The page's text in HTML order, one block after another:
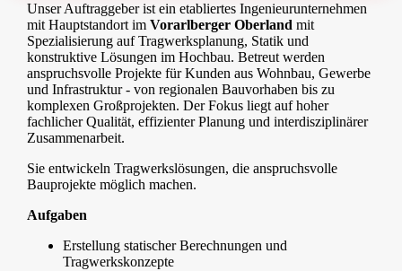
Unser Auftraggeber ist ein etabliertes Ingenieurunternehmen
mit Hauptstandort im Vorarlberger Oberland mit
Spezialisierung auf Tragwerksplanung, Statik und
konstruktive Lösungen im Hochbau. Betreut werden
anspruchsvolle Projekte für Kunden aus Wohnbau, Gewerbe
und Infrastruktur - von regionalen Bauvorhaben bis zu
komplexen Großprojekten. Der Fokus liegt auf hoher
fachlicher Qualität, effizienter Planung und interdisziplinärer
Zusammenarbeit.
Sie entwickeln Tragwerkslösungen, die anspruchsvolle
Bauprojekte möglich machen.
Aufgaben
Erstellung statischer Berechnungen und
Tragwerkskonzepte